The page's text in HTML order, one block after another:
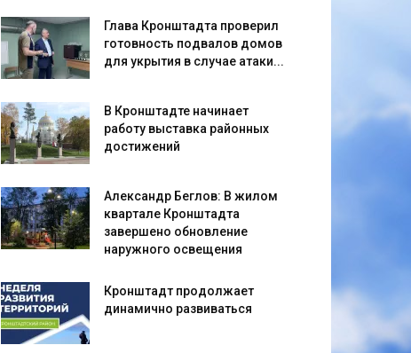
Глава Кронштадта проверил
готовность подвалов домов
для укрытия в случае атаки...
В Кронштадте начинает
работу выставка районных
достижений
Александр Беглов: В жилом
квартале Кронштадта
завершено обновление
наружного освещения
Кронштадт продолжает
динамично развиваться